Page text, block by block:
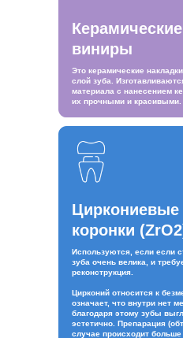
Керамические
виниры
Это керамические
слой зуба.
материала с нанесением
их прочными и красивыми.
Циркониевые
коронки
Используются, если если
зуба очень велика, и
реконструкция.
Цирконий относится к
означает, что внутри нет
благодаря этому зубы
эстетично. Препарация
случае происходит больше